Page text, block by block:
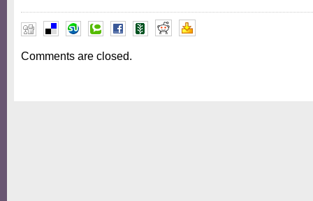
Comments are closed.